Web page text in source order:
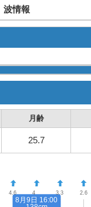
波情報
月齢
25.7